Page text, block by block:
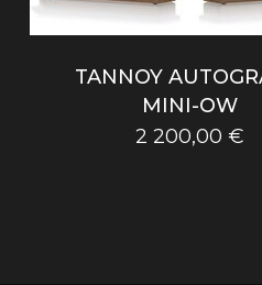
TANNOY
MINI-OW
2 200,00 €